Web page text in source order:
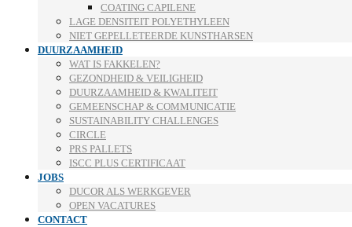
COATING CAPILENE
LAGE DENSITEIT POLYETHYLEEN
NIET GEPELLETEERDE KUNSTHARSEN
DUURZAAMHEID
WAT IS FAKKELEN?
GEZONDHEID & VEILIGHEID
DUURZAAMHEID & KWALITEIT
GEMEENSCHAP & COMMUNICATIE
SUSTAINABILITY CHALLENGES
CIRCLE
PRS PALLETS
ISCC PLUS CERTIFICAAT
JOBS
DUCOR ALS WERKGEVER
OPEN VACATURES
CONTACT